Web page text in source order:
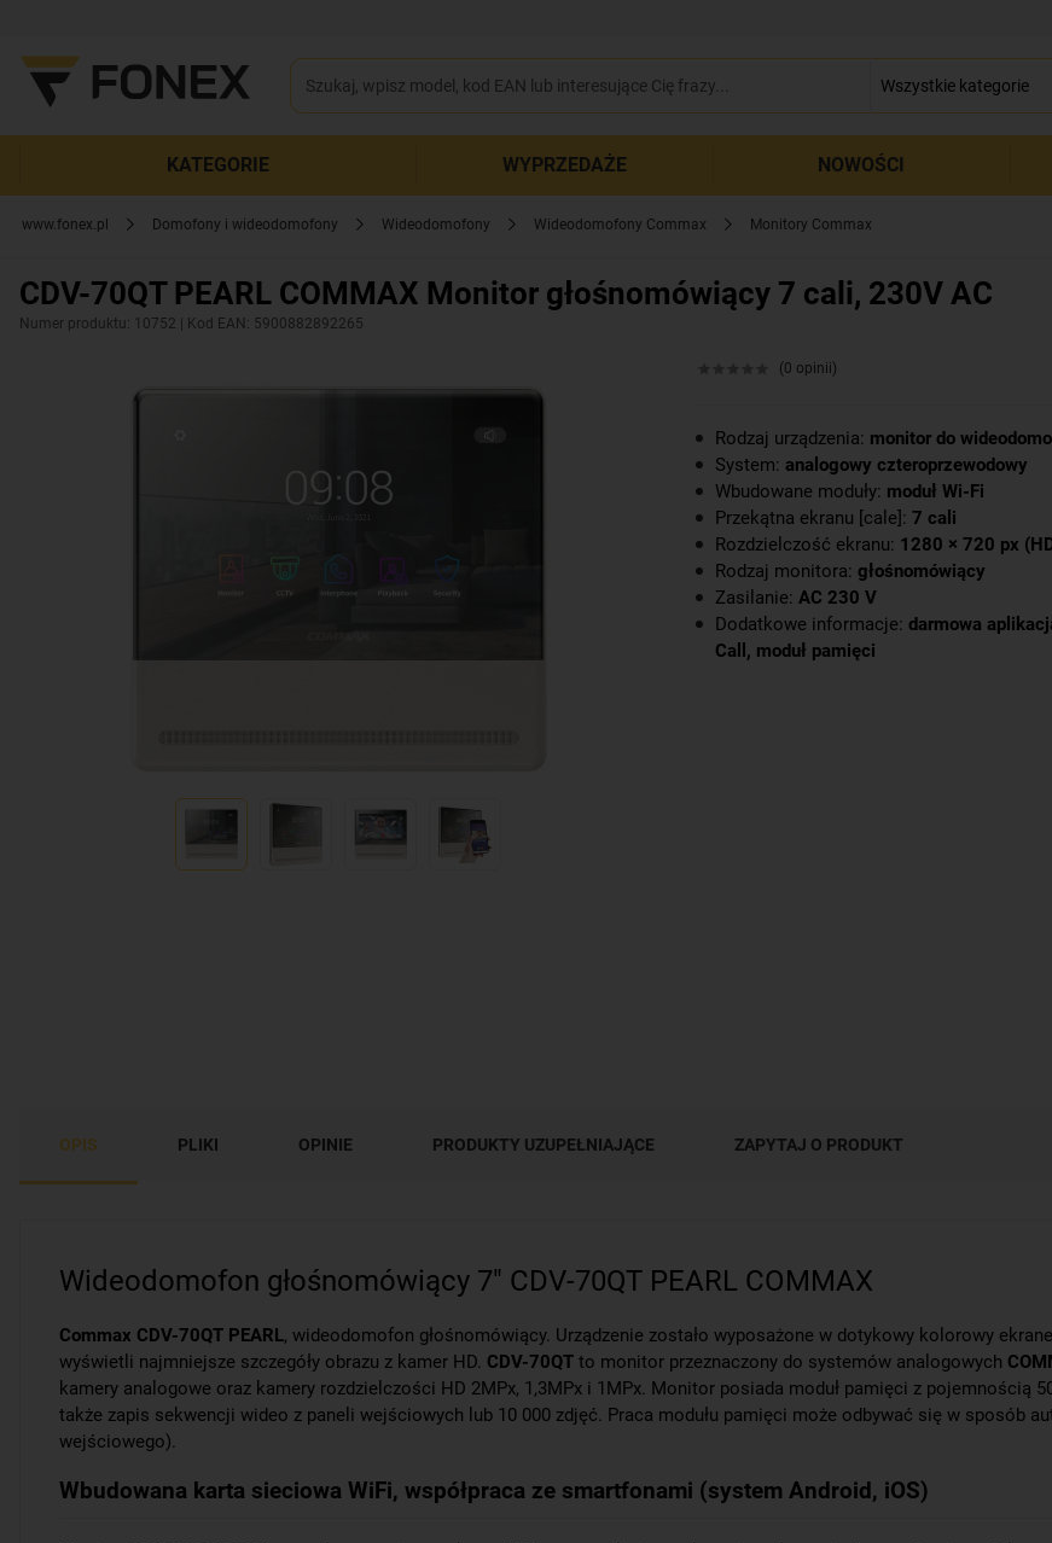
KATEGORIE WYPRZEDAŻE NOWOŚCI
www.fonex.pl Domofony i wideodomofony Wideodomofony Wideodomofony Commax Monitory Commax
CDV-70QT PEARL COMMAX Monitor głośnomówiący 7 cali, 230V AC
Numer produktu: 10752 | Kod EAN: 5900882892265
(0 opinii)
Rodzaj urządzenia: monitor do
System: analogowy czteroprzewodowy
Wbudowane moduły: moduł Wi-Fi
Przekątna ekranu [cale]: 7 cali
Rozdzielczość ekranu: 1280 × 720 px
Rodzaj monitora: głośnomówiący
Zasilanie: AC 230 V
Dodatkowe informacje: darmowa
Call, moduł pamięci
OPIS PLIKI OPINIE PRODUKTY UZUPEŁNIAJĄCE ZAPYTAJ O PRODUKT
Wideodomofon głośnomówiący 7" CDV-70QT PEARL COMMAX
Commax CDV-70QT PEARL, wideodomofon głośnomówiący. Urządzenie zostało wyposażone w dotykowy kolorowy
wyświetli najmniejsze szczegóły obrazu z kamer HD. CDV-70QT to monitor przeznaczony do systemów analogowych
kamery analogowe oraz kamery rozdzielczości HD 2MPx, 1,3MPx i 1MPx. Monitor posiada moduł pamięci z
także zapis sekwencji wideo z paneli wejściowych lub 10 000 zdjęć. Praca modułu pamięci może odbywać się w sposób
wejściowego).
Wbudowana karta sieciowa WiFi, współpraca ze smartfonami (system Android, iOS)